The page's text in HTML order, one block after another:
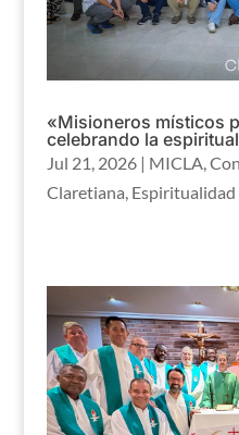
«Misioneros místicos
celebrando la
Jul 21, 2026| MICLA,
Claretiana,